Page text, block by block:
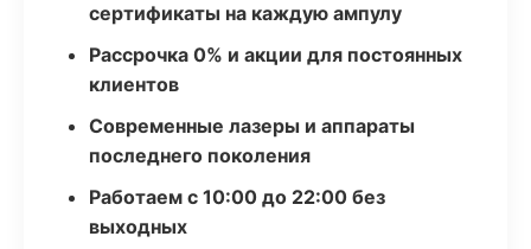
сертификаты на каждую ампулу
Рассрочка 0% и акции для постоянных
клиентов
Современные лазеры и аппараты
последнего поколения
Работаем с 10:00 до 22:00 без
выходных